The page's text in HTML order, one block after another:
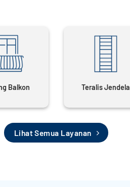
Balkon Teralis Jendela
Lihat Semua Layanan